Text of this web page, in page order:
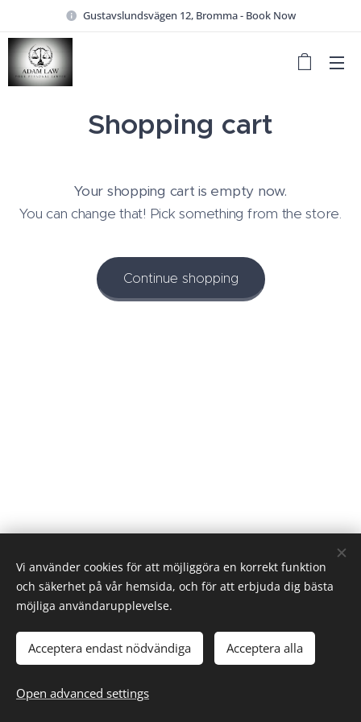
Gustavslundsvägen 12, Bromma - Book Now
Shopping cart
Your shopping cart is empty now.
You can change that! Pick something from the store.
Continue shopping
Användarvillkor
GDPR
Org. nr - 559568-2740 - Registred for VATs and F-tax
Svenska
Vi använder cookies för att möjliggöra en korrekt funktion
och säkerhet på vår hemsida, och för att erbjuda dig bästa
möjliga användarupplevelse.
Acceptera endast nödvändiga Acceptera alla
Open advanced settings